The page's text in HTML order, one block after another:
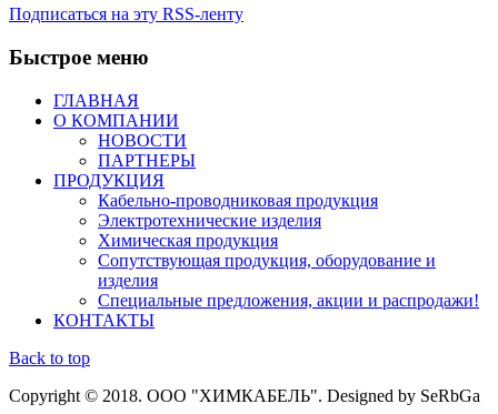
Подписаться на эту RSS-ленту
Быстрое меню
ГЛАВНАЯ
О КОМПАНИИ
НОВОСТИ
ПАРТНЕРЫ
ПРОДУКЦИЯ
Кабельно-проводниковая продукция
Электротехнические изделия
Химическая продукция
Сопутствующая продукция, оборудование и
изделия
Специальные предложения, акции и распродажи!
КОНТАКТЫ
Back to top
Copyright © 2018. ООО "ХИМКАБЕЛЬ". Designed by SeRbGa